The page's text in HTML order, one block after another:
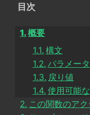
目次
概要
構文
パラメータ
戻り値
使用可能
この関数のア